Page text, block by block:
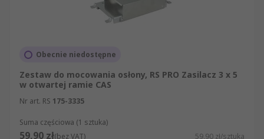
Obecnie niedostępne
Zestaw do mocowania osłony, RS PRO Zasilacz 3 x 5
w otwartej ramie CAS
Nr art. RS 175-3335
Suma częściowa (1 sztuka)
59,90 zł(bez VAT) 59,90 zł/sztuka